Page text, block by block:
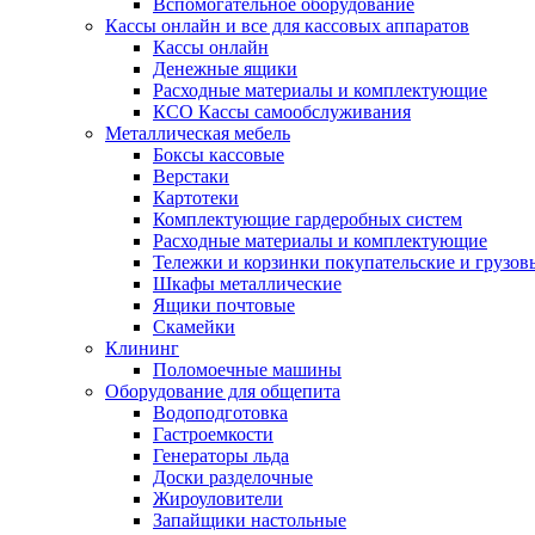
Вспомогательное оборудование
Кассы онлайн и все для кассовых аппаратов
Кассы онлайн
Денежные ящики
Расходные материалы и комплектующие
КСО Кассы самообслуживания
Металлическая мебель
Боксы кассовые
Верстаки
Картотеки
Комплектующие гардеробных систем
Расходные материалы и комплектующие
Тележки и корзинки покупательские и
Шкафы металлические
Ящики почтовые
Скамейки
Клининг
Поломоечные машины
Оборудование для общепита
Водоподготовка
Гастроемкости
Генераторы льда
Доски разделочные
Жироуловители
Запайщики настольные